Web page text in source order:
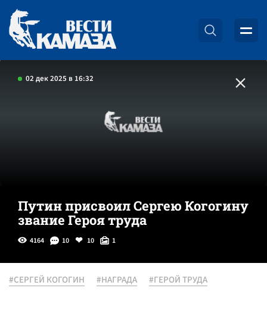
02 дек 2025 в 16:32
Путин присвоил Сергею Когогину
звание Героя труда
4164 10 10 1
#СЕРГЕЙ КОГОГИН #НАГРАДА #ГЕРОЙ ТРУДА